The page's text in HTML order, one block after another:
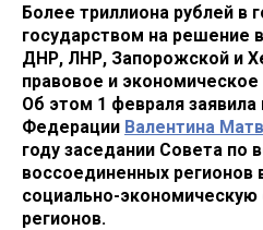
Более триллиона рублей в
государством на решение
ДНР, ЛНР, Запорожской и
правовое и экономическое
Об этом 1 февраля
Федерации Валентина
году заседании Совета по
воссоединенных регионов
социально-
регионов.